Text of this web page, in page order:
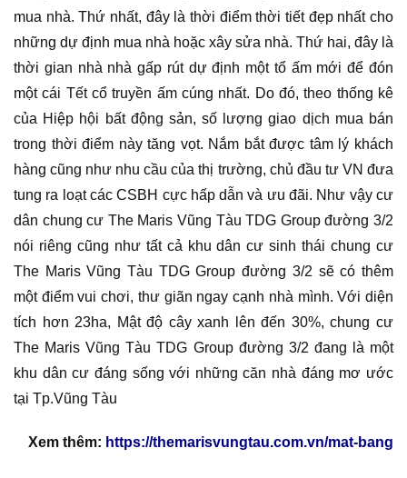
mua nhà. Thứ nhất, đây là thời điểm thời tiết đẹp nhất cho
những dự định mua nhà hoặc xây sửa nhà. Thứ hai, đây là
thời gian nhà nhà gấp rút dự định một tổ ấm mới để đón
một cái Tết cổ truyền ấm cúng nhất. Do đó, theo thống kê
của Hiệp hội bất động sản, số lượng giao dịch mua bán
trong thời điểm này tăng vọt. Nắm bắt được tâm lý khách
hàng cũng như nhu cầu của thị trường, chủ đầu tư VN đưa
tung ra loạt các CSBH cực hấp dẫn và ưu đãi. Như vậy cư
dân chung cư The Maris Vũng Tàu TDG Group đường 3/2
nói riêng cũng như tất cả khu dân cư sinh thái chung cư
The Maris Vũng Tàu TDG Group đường 3/2 sẽ có thêm
một điểm vui chơi, thư giãn ngay cạnh nhà mình. Với diện
tích hơn 23ha, Mật độ cây xanh lên đến 30%, chung cư
The Maris Vũng Tàu TDG Group đường 3/2 đang là một
khu dân cư đáng sống với những căn nhà đáng mơ ước
tại Tp.Vũng Tàu
Xem thêm: https://themarisvungtau.com.vn/mat-bang